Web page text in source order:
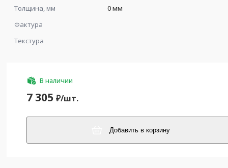
Толщина, мм
0 мм
Фактура
Текстура
В наличии
7 305 ₽/шт.
Добавить в корзину